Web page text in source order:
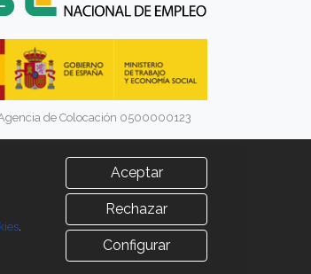
de Colocación 0500000123
.
Aceptar
Rechazar
Configurar